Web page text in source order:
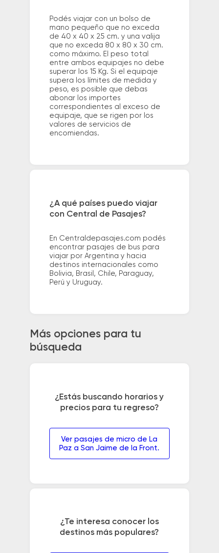
Podés viajar con un bolso de
mano pequeño que no exceda
de 40 x 40 x 25 cm. y una valija
que no exceda 80 x 80 x 30 cm.
como máximo. El peso total
entre ambos equipajes no debe
superar los 15 Kg. Si el equipaje
supera los límites de medida y
peso, es posible que debas
abonar los importes
correspondientes al exceso de
equipaje, que se rigen por los
valores de servicios de
encomiendas.
¿A qué países puedo viajar
con Central de Pasajes?
En Centraldepasajes.com podés
encontrar pasajes de bus para
viajar por Argentina y hacia
destinos internacionales como
Bolivia, Brasil, Chile, Paraguay,
Perú y Uruguay.
Más opciones para tu
búsqueda
¿Estás buscando horarios y
precios para tu regreso?
Ver pasajes de micro de La
Paz a San Jaime de la Front.
¿Te interesa conocer los
destinos más populares?